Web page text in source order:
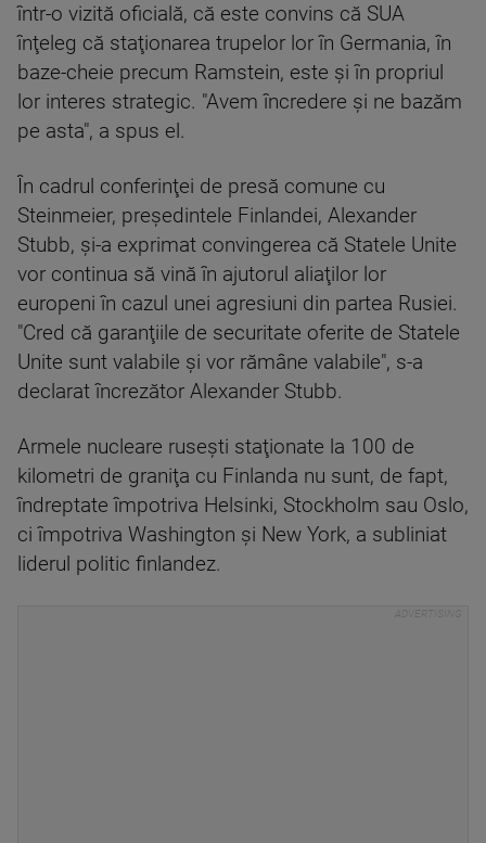
într-o vizită oficială, că este convins că SUA
înţeleg că staţionarea trupelor lor în Germania, în
baze-cheie precum Ramstein, este şi în propriul
lor interes strategic. "Avem încredere şi ne bazăm
pe asta", a spus el.
În cadrul conferinţei de presă comune cu
Steinmeier, preşedintele Finlandei, Alexander
Stubb, şi-a exprimat convingerea că Statele Unite
vor continua să vină în ajutorul aliaţilor lor
europeni în cazul unei agresiuni din partea Rusiei.
"Cred că garanţiile de securitate oferite de Statele
Unite sunt valabile şi vor rămâne valabile", s-a
declarat încrezător Alexander Stubb.
Armele nucleare ruseşti staţionate la 100 de
kilometri de graniţa cu Finlanda nu sunt, de fapt,
îndreptate împotriva Helsinki, Stockholm sau Oslo,
ci împotriva Washington şi New York, a subliniat
liderul politic finlandez.